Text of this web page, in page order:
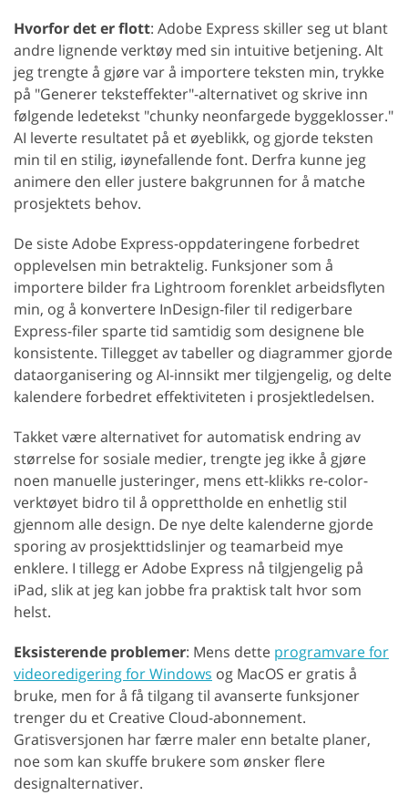
Hvorfor det er flott: Adobe Express skiller seg ut blant
andre lignende verktøy med sin intuitive betjening. Alt
jeg trengte å gjøre var å importere teksten min, trykke
på "Generer teksteffekter"-alternativet og skrive inn
følgende ledetekst "chunky neonfargede byggeklosser."
AI leverte resultatet på et øyeblikk, og gjorde teksten
min til en stilig, iøynefallende font. Derfra kunne jeg
animere den eller justere bakgrunnen for å matche
prosjektets behov.
De siste Adobe Express-oppdateringene forbedret
opplevelsen min betraktelig. Funksjoner som å
importere bilder fra Lightroom forenklet arbeidsflyten
min, og å konvertere InDesign-filer til redigerbare
Express-filer sparte tid samtidig som designene ble
konsistente. Tillegget av tabeller og diagrammer gjorde
dataorganisering og AI-innsikt mer tilgjengelig, og delte
kalendere forbedret effektiviteten i prosjektledelsen.
Takket være alternativet for automatisk endring av
størrelse for sosiale medier, trengte jeg ikke å gjøre
noen manuelle justeringer, mens ett-klikks re-color-
verktøyet bidro til å opprettholde en enhetlig stil
gjennom alle design. De nye delte kalenderne gjorde
sporing av prosjekttidslinjer og teamarbeid mye
enklere. I tillegg er Adobe Express nå tilgjengelig på
iPad, slik at jeg kan jobbe fra praktisk talt hvor som
helst.
Eksisterende problemer: Mens dette programvare for
videoredigering for Windows og MacOS er gratis å
bruke, men for å få tilgang til avanserte funksjoner
trenger du et Creative Cloud-abonnement.
Gratisversjonen har færre maler enn betalte planer,
noe som kan skuffe brukere som ønsker flere
designalternativer.